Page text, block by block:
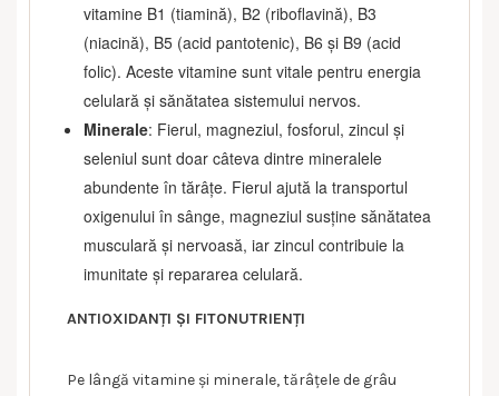
vitamine B1 (tiamină), B2 (riboflavină), B3
(niacină), B5 (acid pantotenic), B6 și B9 (acid
folic). Aceste vitamine sunt vitale pentru energia
celulară și sănătatea sistemului nervos.
Minerale: Fierul, magneziul, fosforul, zincul și
seleniul sunt doar câteva dintre mineralele
abundente în tărâțe. Fierul ajută la transportul
oxigenului în sânge, magneziul susține sănătatea
musculară și nervoasă, iar zincul contribuie la
imunitate și repararea celulară.
ANTIOXIDANȚI ȘI FITONUTRIENȚI
Pe lângă vitamine și minerale, tărâțele de grâu